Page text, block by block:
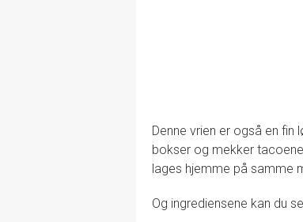
Denne vrien er også en fin
bokser og mekker
lages hjemme på samme
Og ingrediensene kan du